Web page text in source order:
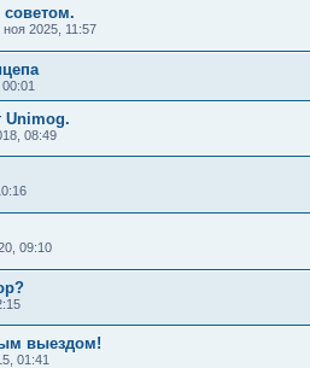
советом.
ноя 2025, 11:57
Unimog.
08:49
09:10
выездом!
01:41